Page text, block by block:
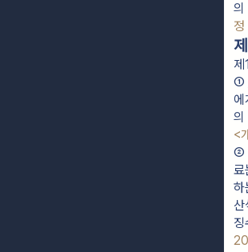
의
①
에
<
②
료
하
산
징